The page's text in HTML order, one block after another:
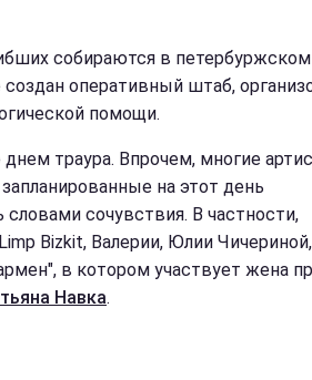
собираются в петербуржском
оперативный штаб,
помощи.
траура. Впрочем, многие
на этот день
сочувствия. В частности,
Bizkit, Валерии, Юлии
в котором участвует жена
Навка.